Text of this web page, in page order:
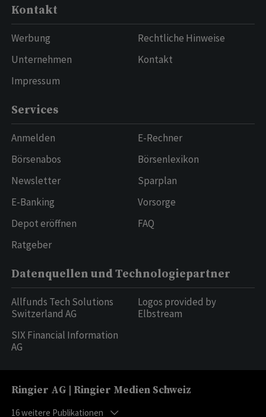
Kontakt
Werbung
Unternehmen
Impressum
Rechtliche Hinweise
Kontakt
Services
Anmelden
Börsenabos
Newsletter
E-Banking
Depot eröffnen
Ratgeber
E-Rechner
Börsenlexikon
Sparplan
Vorsorge
FAQ
Datenquellen und Technologiepartner
Allfunds Tech Solutions
Switzerland AG
SIX Financial Information
AG
Logos provided by
Elbstream
Ringier AG | Ringier Medien Schweiz
16weitere Publikationen